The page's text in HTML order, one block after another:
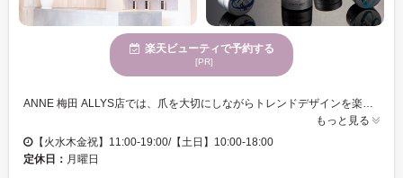
楽天ビューティで予約する
[PR]
もっと見る
【火水木金祝】11:00-19:00/【土日】10:00-18:00
定休日： 月曜日